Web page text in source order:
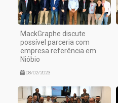
MackGraphe discute
possível parceria com
empresa referência em
Nióbio
08/02/2023